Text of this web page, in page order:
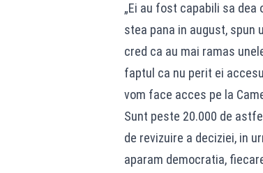
„Ei au fost capabili sa
stea pana in august, spun
cred ca au mai ramas
faptul ca nu perit ei
vom face acces pe la
Sunt peste 20.000 de
de revizuire a deciziei, in
aparam democratia,